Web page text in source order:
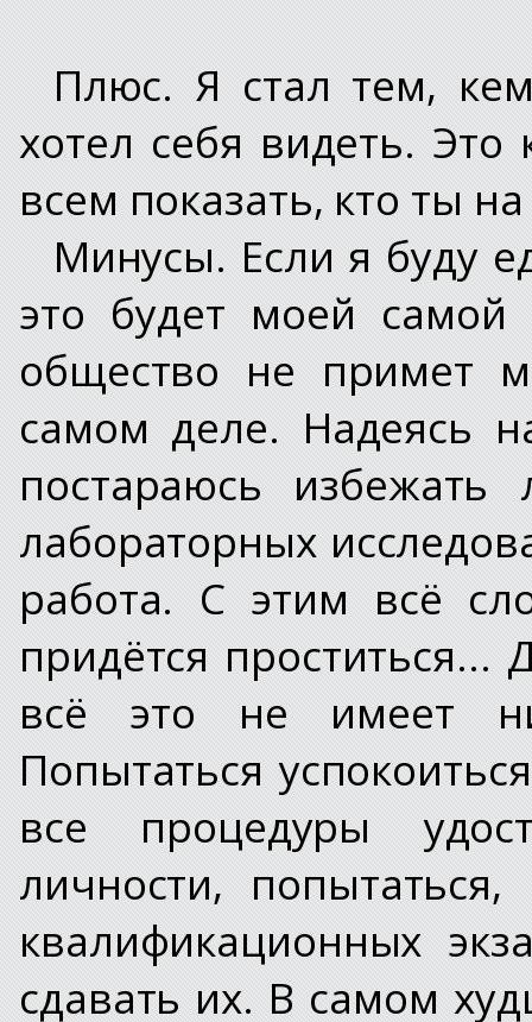
Плюс. Я стал тем,
хотел себя видеть. Это
всем показать, кто ты
Минусы. Если я буду
это будет моей
общество не примет
самом деле. Надеясь
постараюсь
лабораторных
работа. С этим всё
придётся
всё это не имеет
Попытаться
все процедуры
личности,
квалификационных
сдавать их. В самом